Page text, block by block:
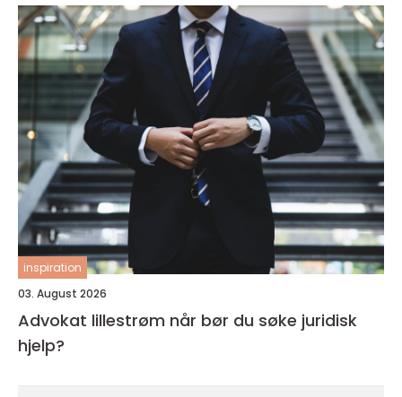
inspiration
03. August 2026
Advokat lillestrøm når bør du søke juridisk
hjelp?